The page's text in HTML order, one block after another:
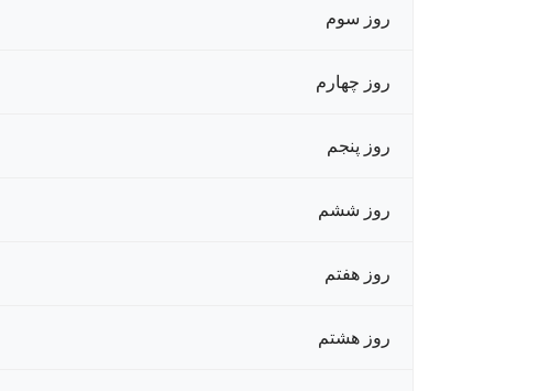
روز سوم
روز چهارم
روز پنجم
روز ششم
روز هفتم
روز هشتم